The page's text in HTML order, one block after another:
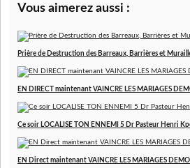
Vous aimerez aussi :
Prière de Destruction des Barreaux, Barrières et
EN DIRECT maintenant VAINCRE LES MARIAGES
Ce soir LOCALISE TON ENNEMI 5 Dr Pasteur Henri
EN Direct maintenant VAINCRE LES MARIAGES